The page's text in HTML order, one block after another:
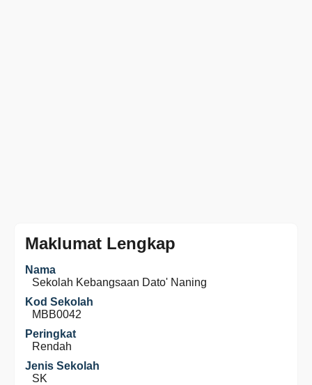
Maklumat Lengkap
Nama
Sekolah Kebangsaan Dato' Naning
Kod Sekolah
MBB0042
Peringkat
Rendah
Jenis Sekolah
SK